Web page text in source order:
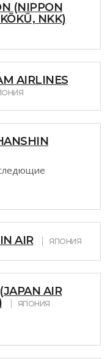
(NIPPON
NKK)
AIRLINES
AIR ЯПОНИЯ
AIR
ЯПОНИЯ